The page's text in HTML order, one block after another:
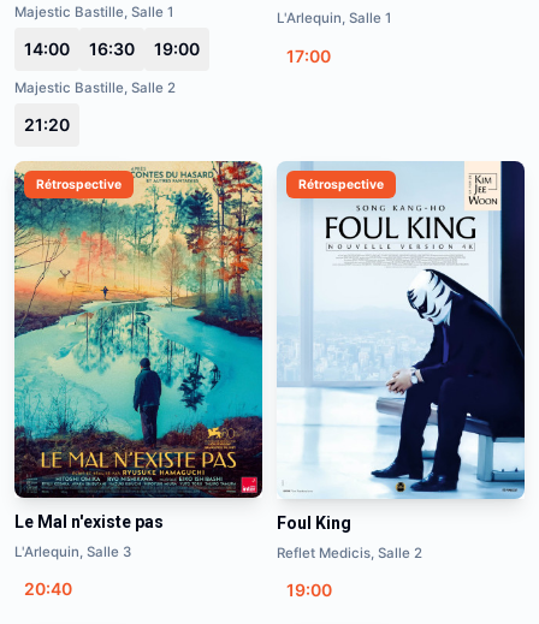
Majestic Bastille, Salle 1
14:00 16:30 19:00
Majestic Bastille, Salle 2
21:20
L'Arlequin, Salle 1
17:00
Rétrospective
Le Mal n'existe pas
L'Arlequin, Salle 3
20:40
Rétrospective
Foul King
Reflet Medicis, Salle 2
19:00